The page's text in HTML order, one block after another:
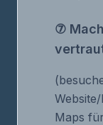
⑦
Maps